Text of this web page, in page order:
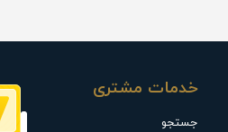
خدمات مشتری
جستجو